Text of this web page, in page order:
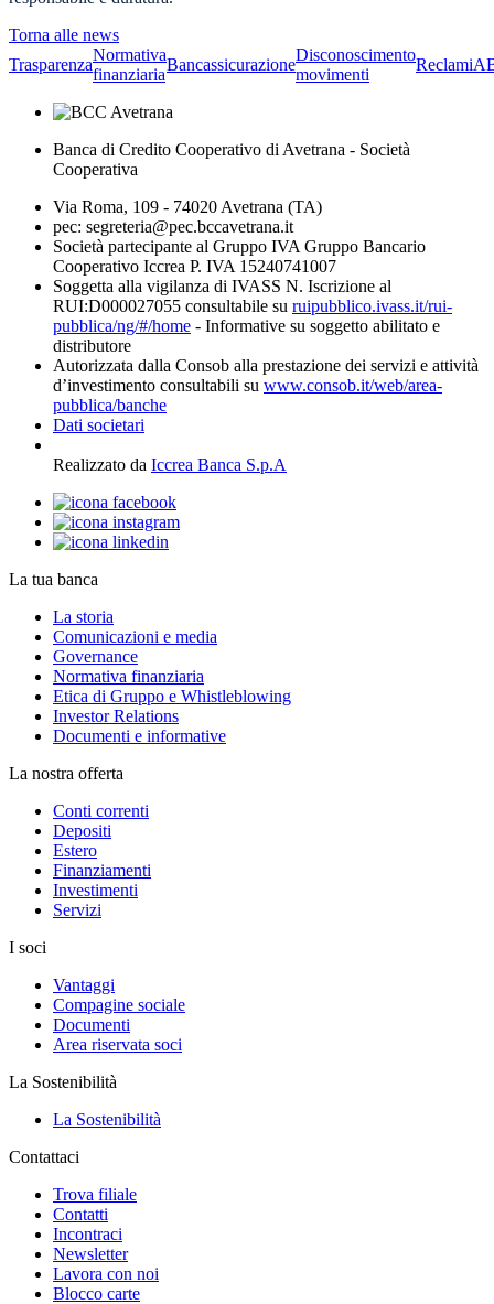
Torna alle news
Trasparenza
Normativa
finanziaria
Bancassicurazione
Disconoscimento
movimenti
Reclami
Banca di Credito Cooperativo di Avetrana - Società
Cooperativa
Via Roma, 109 - 74020 Avetrana (TA)
pec: segreteria@pec.bccavetrana.it
Società partecipante al Gruppo IVA Gruppo Bancario
Cooperativo Iccrea P. IVA 15240741007
Soggetta alla vigilanza di IVASS N. Iscrizione al
RUI:D000027055 consultabile su ruipubblico.ivass.it/rui-
pubblica/ng/#/home - Informative su soggetto abilitato e
distributore
Autorizzata dalla Consob alla prestazione dei servizi e attività
d’investimento consultabili su www.consob.it/web/area-
pubblica/banche
Dati societari
Realizzato da Iccrea Banca S.p.A
La tua banca
La storia
Comunicazioni e media
Governance
Normativa finanziaria
Etica di Gruppo e Whistleblowing
Investor Relations
Documenti e informative
La nostra offerta
Conti correnti
Depositi
Estero
Finanziamenti
Investimenti
Servizi
I soci
Vantaggi
Compagine sociale
Documenti
Area riservata soci
La Sostenibilità
La Sostenibilità
Contattaci
Trova filiale
Contatti
Incontraci
Newsletter
Lavora con noi
Blocco carte